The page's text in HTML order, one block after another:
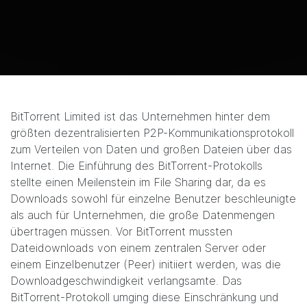
BitTorrent Limited ist das Unternehmen hinter dem
größten dezentralisierten P2P-Kommunikationsprotokoll
zum Verteilen von Daten und großen Dateien über das
Internet. Die Einführung des BitTorrent-Protokolls
stellte einen Meilenstein im File Sharing dar, da es
Downloads sowohl für einzelne Benutzer beschleunigte
als auch für Unternehmen, die große Datenmengen
übertragen müssen. Vor BitTorrent mussten
Dateidownloads von einem zentralen Server oder
einem Einzelbenutzer (Peer) initiiert werden, was die
Downloadgeschwindigkeit verlangsamte. Das
BitTorrent-Protokoll umging diese Einschränkung und